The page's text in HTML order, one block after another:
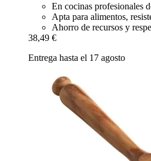
En cocinas profesionales
Apta para alimentos,
Ahorro de recursos y
38,49 €
Entrega hasta el 17 agosto